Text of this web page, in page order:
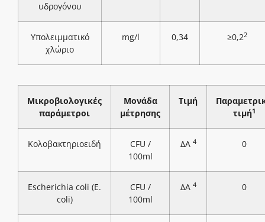
υδρογόνου
Υπολειμματικό
χλώριο
mg/l 0,34 ≥0,22
Μικροβιολογικές
παράμετροι
Μονάδα
μέτρησης
Τιμή
τιμή1
Κολοβακτηριοειδή
CFU /
100ml
ΔΑ 4 0
Escherichia coli (E.
coli)
CFU /
100ml
ΔΑ 4 0